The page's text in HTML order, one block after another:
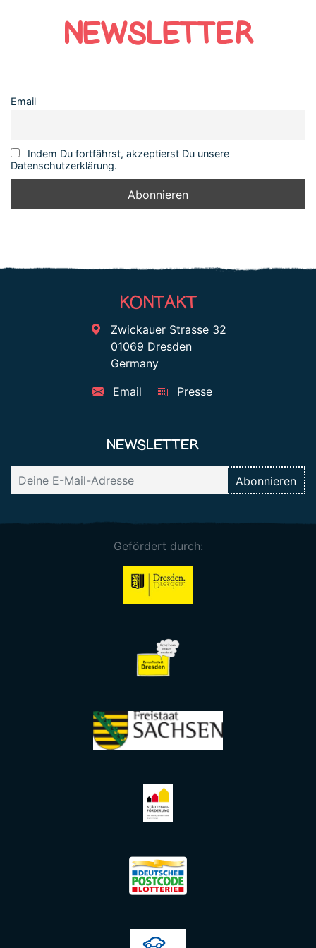
NEWSLETTER
Email
Indem Du fortfährst, akzeptierst Du unsere
Datenschutzerklärung.
KONTAKT
Zwickauer Strasse 32
01069 Dresden
Germany
Email
Presse
NEWSLETTER
Gefördert durch: